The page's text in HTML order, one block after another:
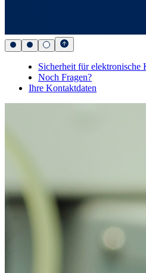
Sicherheit für elektronische
Noch Fragen?
Ihre Kontaktdaten